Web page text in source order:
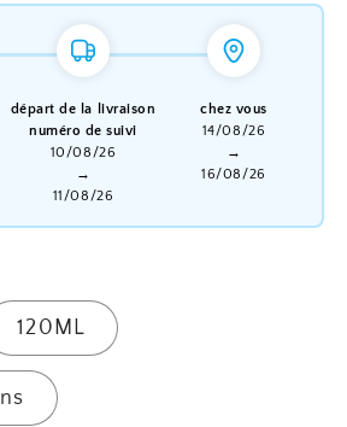
départ de la livraison
numéro de suivi
10/08/26
→
11/08/26
chez vous
14/08/26
→
16/08/26
120ML